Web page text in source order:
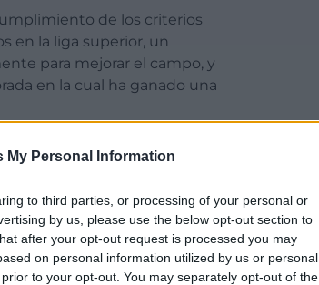
My Personal Information
to third parties, or processing of your personal or
by us, please use the below opt-out section to
after your opt-out request is processed you may
on personal information utilized by us or personal
to your opt-out. You may separately opt-out of the
de los criterios
en la liga superior, un
para mejorar el campo, y
en la cual ha ganado una
de la nueva camiseta,
y estos colores son
galés, que visitó la
es uno de los clubs más
pequeño homenaje.